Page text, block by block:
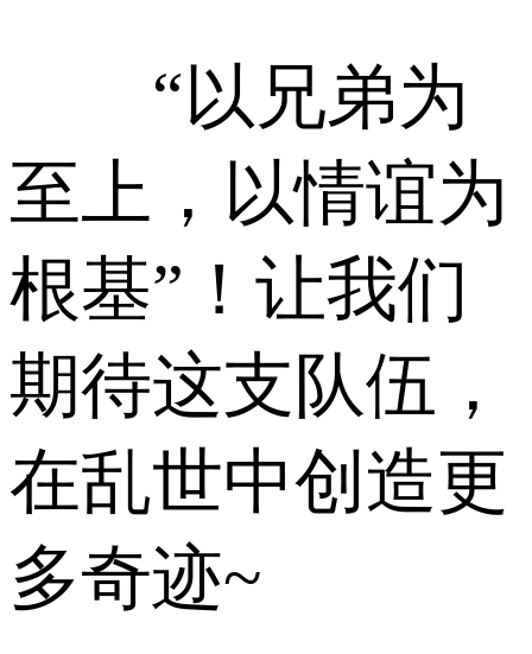
“以兄弟为
至上，以情谊为
根基”！让我们
期待这支队伍，
在乱世中创造更
多奇迹~